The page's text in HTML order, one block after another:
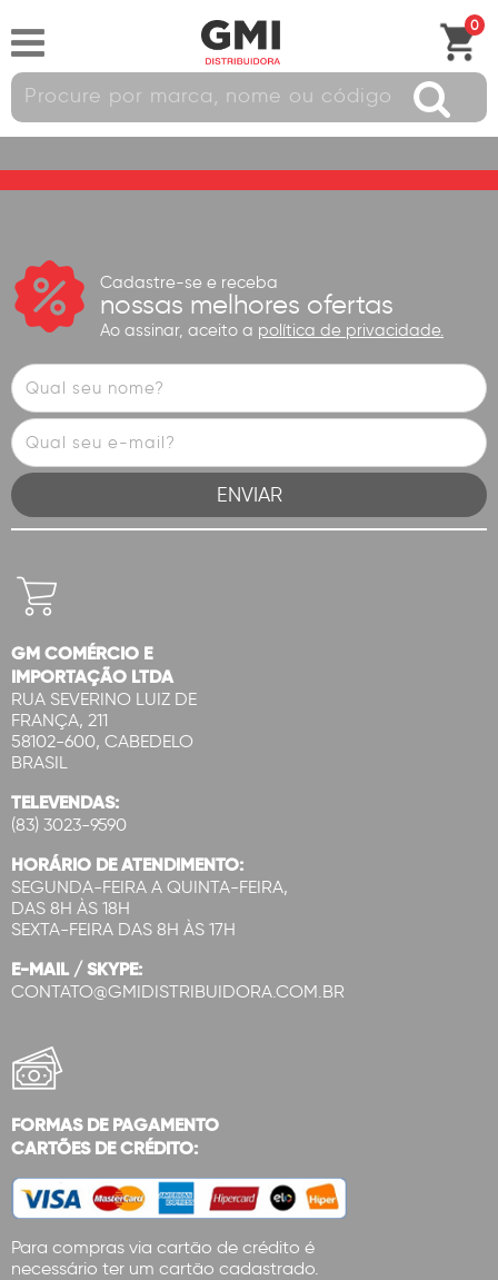
0
Cadastre-se e receba
nossas melhores ofertas
Ao assinar, aceito a política de privacidade.
GM COMÉRCIO E
IMPORTAÇÃO LTDA
RUA SEVERINO LUIZ DE
FRANÇA, 211
58102-600, CABEDELO
BRASIL
TELEVENDAS:
(83) 3023-9590
HORÁRIO DE ATENDIMENTO:
SEGUNDA-FEIRA A QUINTA-FEIRA,
DAS 8H ÀS 18H
SEXTA-FEIRA DAS 8H ÀS 17H
E-MAIL / SKYPE:
CONTATO@GMIDISTRIBUIDORA.COM.BR
FORMAS DE PAGAMENTO
CARTÕES DE CRÉDITO:
Para compras via cartão de crédito é
necessário ter um cartão cadastrado.